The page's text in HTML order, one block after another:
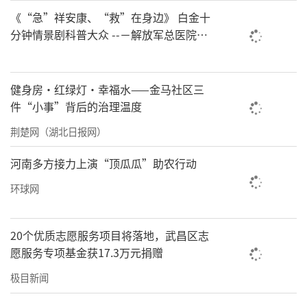
位、企业和家庭的大力支持和积极响应。活动
将持续发力，开展更多公益性、普惠性、趣味
文化之韵，共同照亮更多孩子的成长之路。
责任编辑：洪子舒
《“急”祥安康、“救”在身边》 白金十
分钟情景剧科普大众 --－解放军总医院首
浸义诊活动
健身房·红绿灯·幸福水——金马社区三
件“小事”背后的治理温度
荆楚网（湖北日报网）
河南多方接力上演“顶瓜瓜”助农行动
环球网
20个优质志愿服务项目将落地，武昌区志
愿服务专项基金获17.3万元捐赠
极目新闻